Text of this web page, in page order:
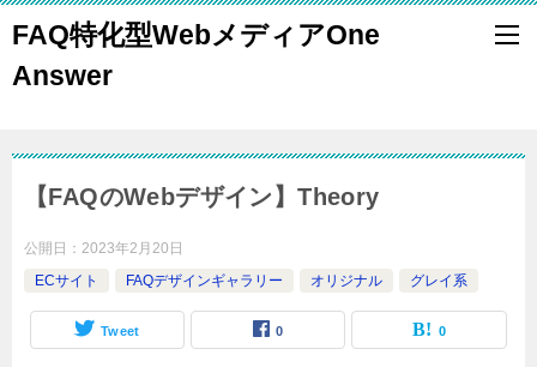
FAQ特化型WebメディアOne
Answer
【FAQのWebデザイン】Theory
公開日： 2023年2月20日
ECサイト
FAQデザインギャラリー オリジナル グレイ系
Tweet 0 0